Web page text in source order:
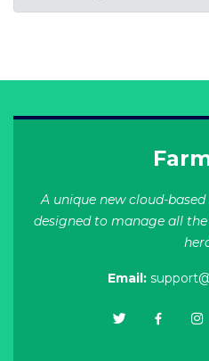
A unique new cloud-
designed to manage all
Email: